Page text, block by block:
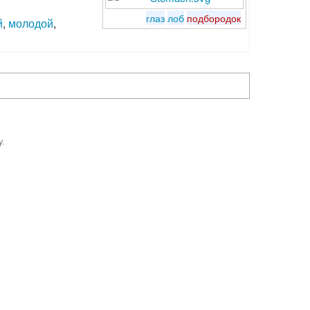
глаз лоб подбородок
, молодой,